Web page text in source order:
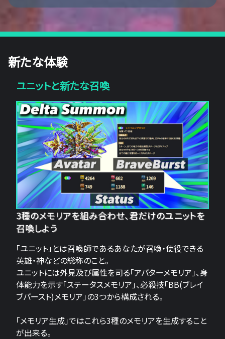
新たな体験
ユニットと新たな召喚
3種のメモリアを組み合わせ、君だけのユニットを
召喚しよう
「ユニット」とは召喚師であるあなたが召喚・使役できる
英雄・神などの総称のこと。
ユニットには外見及び属性を司る「アバターメモリア」、身
体能力を示す「ステータスメモリア」、必殺技「BB(ブレイ
ブバースト)メモリア」の3つから構成される。
「メモリア生成」ではこれら3種のメモリアを生成すること
が出来る。